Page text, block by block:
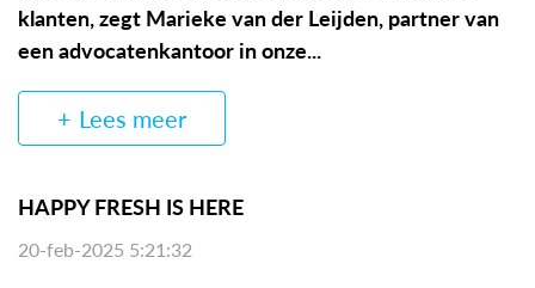
klanten, zegt Marieke van der Leijden, partner van
een advocatenkantoor in onze...
Lees meer
HAPPY FRESH IS HERE
20-feb-2025 5:21:32